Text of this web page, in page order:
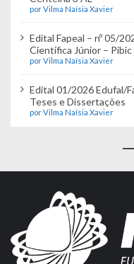
por Vilma Naísia Xavier
Edital Fapeal – nº 05/
Científica Júnior – Pibic
por Vilma Naísia Xavier
Edital 01/2026 Edufal/
Teses e Dissertações
por Vilma Naísia Xavier